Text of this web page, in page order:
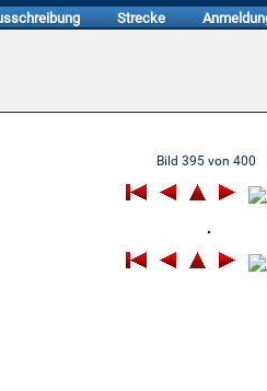
Strecke
Bild 395 von 400